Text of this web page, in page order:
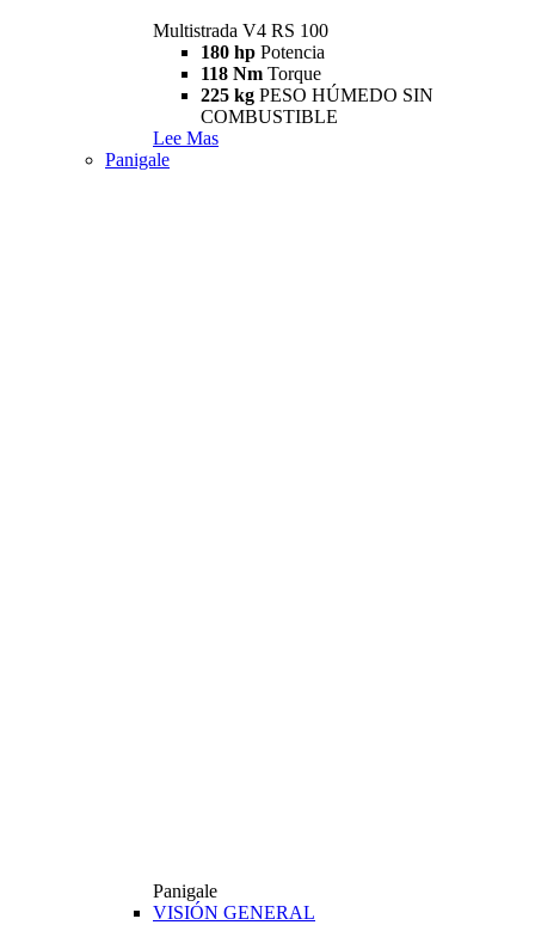
Multistrada V4 RS 100
180 hp Potencia
118 Nm Torque
225 kg PESO HÚMEDO SIN
COMBUSTIBLE
Lee Mas
Panigale
Panigale
VISIÓN GENERAL